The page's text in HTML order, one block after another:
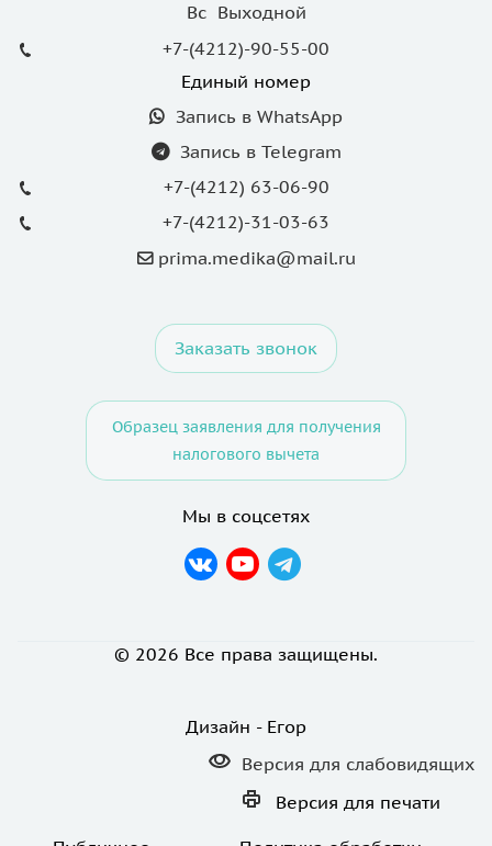
Вс Выходной
+7-(4212)-90-55-00
Единый номер
Запись в WhatsApp
Запись в Telegram
+7-(4212) 63-06-90
+7-(4212)-31-03-63
prima.medika@mail.ru
Заказать звонок
Образец заявления для получения
налогового вычета
Мы в соцсетях
© 2026 Все права защищены.
Дизайн - Егор
Версия для слабовидящих
Версия для печати